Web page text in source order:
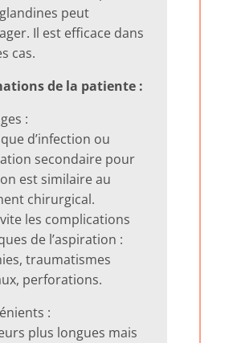
peut
Il est efficace dans
cas.
de la patiente :
:
d’infection ou
secondaire pour
est similaire au
chirurgical.
les complications
de l’aspiration :
traumatismes
perforations.
:
plus longues mais